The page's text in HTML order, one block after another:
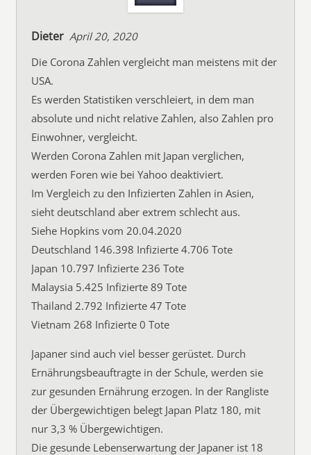
Dieter April 20, 2020
Die Corona Zahlen vergleicht man meistens mit der
USA.
Es werden Statistiken verschleiert, in dem man
absolute und nicht relative Zahlen, also Zahlen pro
Einwohner, vergleicht.
Werden Corona Zahlen mit Japan verglichen,
werden Foren wie bei Yahoo deaktiviert.
Im Vergleich zu den Infizierten Zahlen in Asien,
sieht deutschland aber extrem schlecht aus.
Siehe Hopkins vom 20.04.2020
Deutschland 146.398 Infizierte 4.706 Tote
Japan 10.797 Infizierte 236 Tote
Malaysia 5.425 Infizierte 89 Tote
Thailand 2.792 Infizierte 47 Tote
Vietnam 268 Infizierte 0 Tote
Japaner sind auch viel besser gerüstet. Durch
Ernährungsbeauftragte in der Schule, werden sie
zur gesunden Ernährung erzogen. In der Rangliste
der Übergewichtigen belegt Japan Platz 180, mit
nur 3,3 % Übergewichtigen.
Die gesunde Lebenserwartung der Japaner ist 18